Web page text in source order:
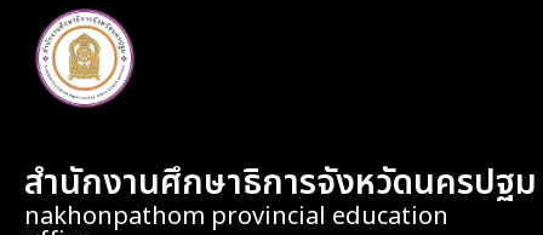
สำนักงานศึกษาธิการจังหวัดนครปฐม
nakhonpathom provincial education